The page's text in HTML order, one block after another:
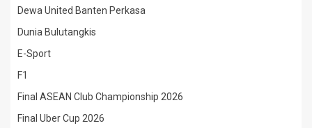
Dewa United Banten Perkasa
Dunia Bulutangkis
E-Sport
F1
Final ASEAN Club Championship 2026
Final Uber Cup 2026